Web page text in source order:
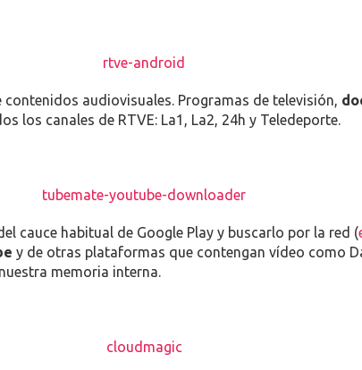
audiovisuales. Programas de televisión,
los canales de RTVE: La1, La2, 24h y Teledeporte.
cauce habitual de Google Play y buscarlo por la red (
y de otras plataformas que contengan vídeo como
memoria interna.